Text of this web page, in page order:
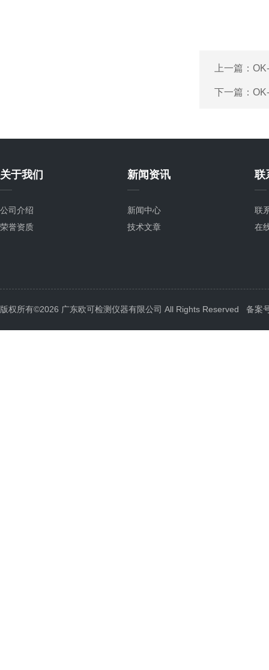
上一篇：
下一篇：
关于我们
公司介绍
荣誉资质
新闻资讯
新闻中心
技术文章
联
联
在
版权所有©2026 广东欧可检测仪器有限公司 All Rights Reserved 备案